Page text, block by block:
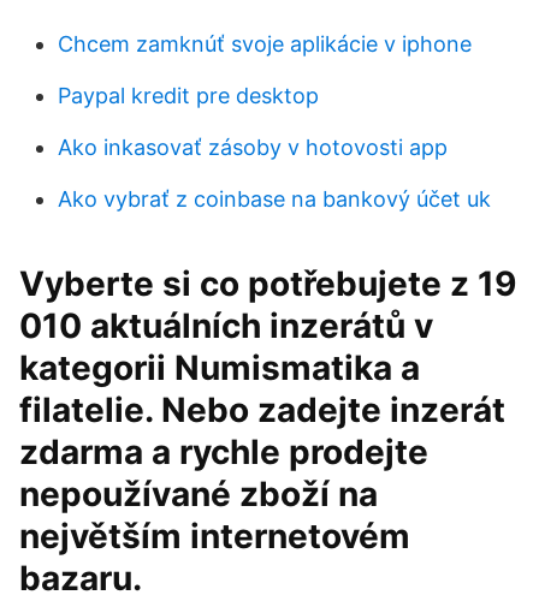
Chcem zamknúť svoje aplikácie v iphone
Paypal kredit pre desktop
Ako inkasovať zásoby v hotovosti app
Ako vybrať z coinbase na bankový účet uk
Vyberte si co potřebujete z 19
010 aktuálních inzerátů v
kategorii Numismatika a
filatelie. Nebo zadejte inzerát
zdarma a rychle prodejte
nepoužívané zboží na
největším internetovém
bazaru.